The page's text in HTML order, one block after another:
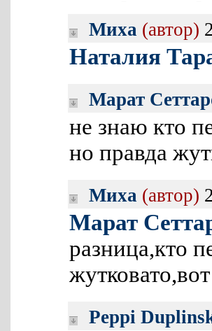
Миха (автор)
Наталия
Марат
не знаю кто
но правда
Миха (автор)
Марат
разница,кто
Peppi